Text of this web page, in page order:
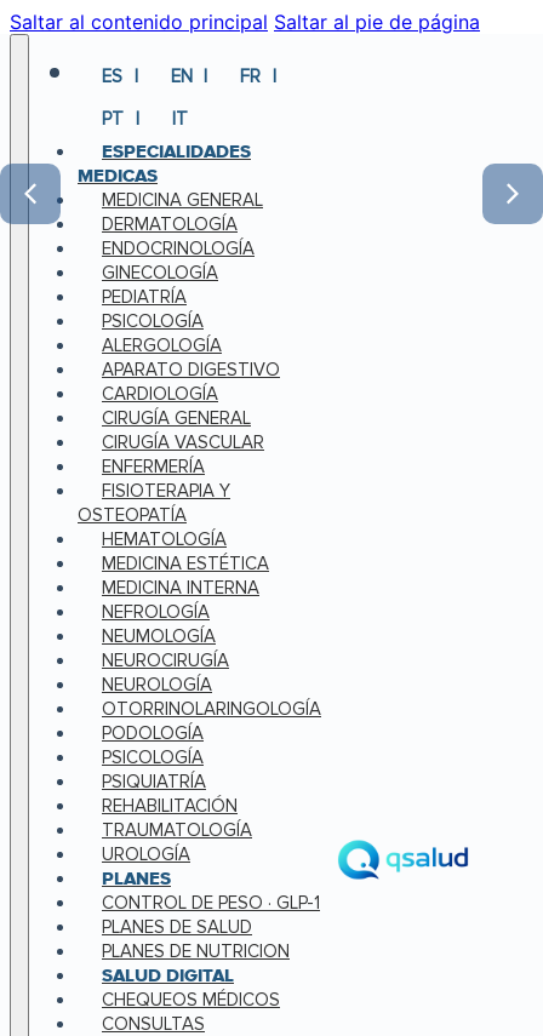
Saltar al contenido principal Saltar al pie de página
ES EN
FR
PT
IT
ESPECIALIDADES
MEDICAS
MEDICINA GENERAL
DERMATOLOGÍA
ENDOCRINOLOGÍA
GINECOLOGÍA
PEDIATRÍA
PSICOLOGÍA
ALERGOLOGÍA
APARATO DIGESTIVO
CARDIOLOGÍA
CIRUGÍA GENERAL
CIRUGÍA VASCULAR
ENFERMERÍA
FISIOTERAPIA Y
OSTEOPATÍA
HEMATOLOGÍA
MEDICINA ESTÉTICA
MEDICINA INTERNA
NEFROLOGÍA
NEUMOLOGÍA
NEUROCIRUGÍA
NEUROLOGÍA
OTORRINOLARINGOLOGÍA
PODOLOGÍA
PSICOLOGÍA
PSIQUIATRÍA
REHABILITACIÓN
TRAUMATOLOGÍA
UROLOGÍA
PLANES
CONTROL DE PESO · GLP-1
PLANES DE SALUD
PLANES DE NUTRICION
SALUD DIGITAL
CHEQUEOS MÉDICOS
CONSULTAS